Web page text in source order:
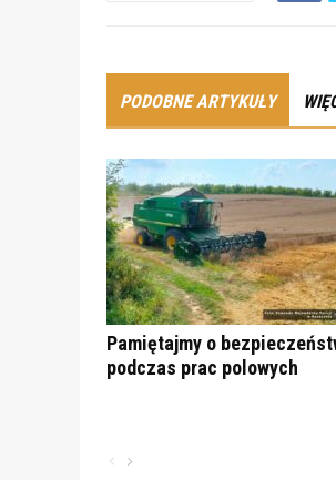
PODOBNE ARTYKUŁY
Pamiętajmy o
podczas prac polowych